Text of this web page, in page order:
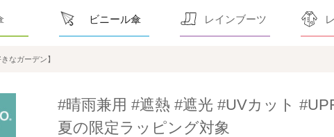
ビニール傘 レインブーツ
なガーデン】
#晴雨兼用 #遮熱 #遮光 #UVカット
夏の限定ラッピング対象